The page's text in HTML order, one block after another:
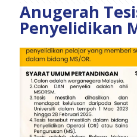
Anugerah
Penyelidikan